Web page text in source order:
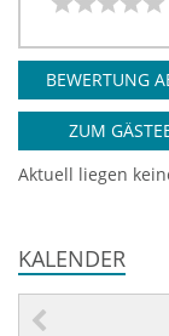
BEWERTUNG
ZUM
Aktuell liegen
KALENDER